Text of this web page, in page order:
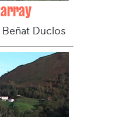
Duclos